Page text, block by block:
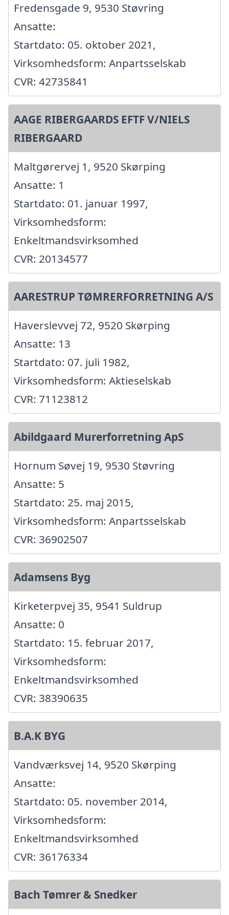
Fredensgade 9, 9530 Støvring
Ansatte:
Startdato: 05. oktober 2021,
Virksomhedsform: Anpartsselskab
CVR: 42735841
AAGE RIBERGAARDS EFTF V/NIELS
RIBERGAARD
Maltgørervej 1, 9520 Skørping
Ansatte: 1
Startdato: 01. januar 1997,
Virksomhedsform:
Enkeltmandsvirksomhed
CVR: 20134577
AARESTRUP TØMRERFORRETNING A/S
Haverslevvej 72, 9520 Skørping
Ansatte: 13
Startdato: 07. juli 1982,
Virksomhedsform: Aktieselskab
CVR: 71123812
Abildgaard Murerforretning ApS
Hornum Søvej 19, 9530 Støvring
Ansatte: 5
Startdato: 25. maj 2015,
Virksomhedsform: Anpartsselskab
CVR: 36902507
Adamsens Byg
Kirketerpvej 35, 9541 Suldrup
Ansatte: 0
Startdato: 15. februar 2017,
Virksomhedsform:
Enkeltmandsvirksomhed
CVR: 38390635
B.A.K BYG
Vandværksvej 14, 9520 Skørping
Ansatte:
Startdato: 05. november 2014,
Virksomhedsform:
Enkeltmandsvirksomhed
CVR: 36176334
Bach Tømrer & Snedker